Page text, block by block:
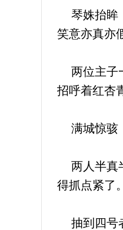
琴姝抬眸
笑意亦真亦
两位主子
招呼着红杏
满城惊骇
两人半真
得抓点紧了。
抽到四号